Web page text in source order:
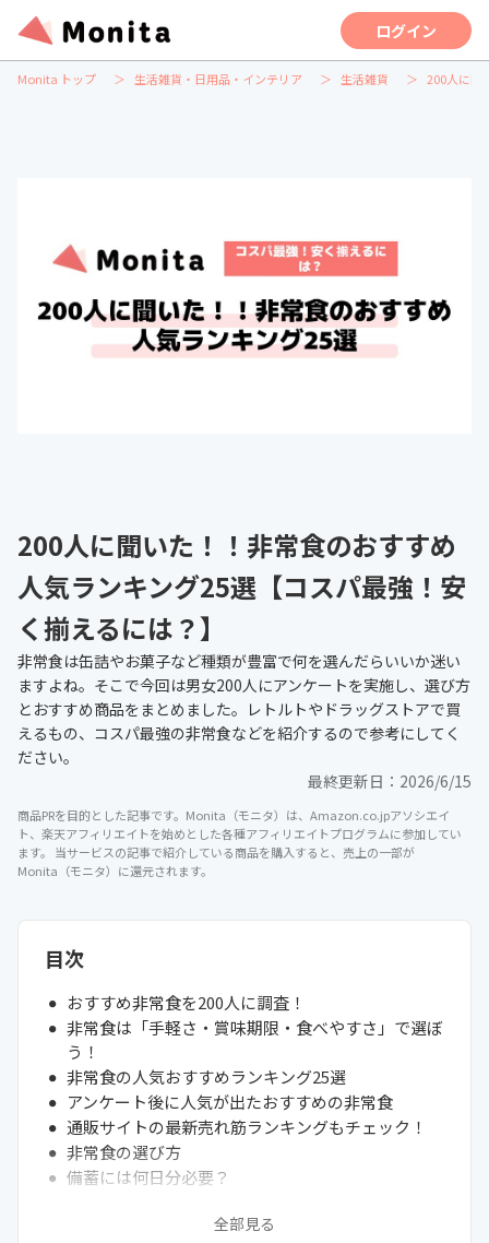
ログイン
Monita トップ 生活雑貨・日用品・インテリア 生活雑貨 200人に聞
200人に聞いた！！非常食のおすすめ
人気ランキング25選【コスパ最強！安
く揃えるには？】
非常食は缶詰やお菓子など種類が豊富で何を選んだらいいか迷い
ますよね。そこで今回は男女200人にアンケートを実施し、選び方
とおすすめ商品をまとめました。レトルトやドラッグストアで買
えるもの、コスパ最強の非常食などを紹介するので参考にしてく
ださい。
最終更新日： 2026/6/15
商品PRを目的とした記事です。Monita（モニタ）は、Amazon.co.jpアソシエイ
ト、楽天アフィリエイトを始めとした各種アフィリエイトプログラムに参加してい
ます。 当サービスの記事で紹介している商品を購入すると、売上の一部が
Monita（モニタ）に還元されます。
目次
おすすめ非常食を200人に調査！
非常食は「手軽さ・賞味期限・食べやすさ」で選ぼ
う！
非常食の人気おすすめランキング25選
アンケート後に人気が出たおすすめの非常食
通販サイトの最新売れ筋ランキングもチェック！
非常食の選び方
備蓄には何日分必要？
全部見る